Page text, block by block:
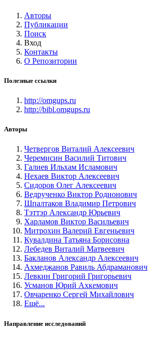
Авторы
Публикации
Поиск
Вход
Контакты
О Репозитории
Полезные ссылки
http://omgups.ru
http://bibl.omgups.ru
Авторы
Четвергов Виталий Алексеевич
Черемисин Василий Титович
Галиев Ильхам Исламович
Нехаев Виктор Алексеевич
Сидоров Олег Алексеевич
Ведрученко Виктор Родионович
Шпалтаков Владимир Петрович
Тэттэр Александр Юрьевич
Харламов Виктор Васильевич
Митрохин Валерий Евгеньевич
Кувалдина Татьяна Борисовна
Лебедев Виталий Матвеевич
Бакланов Александр Алексеевич
Ахмеджанов Равиль Абдраманович
Левкин Григорий Григорьевич
Усманов Юрий Ахкемович
Овчаренко Сергей Михайлович
Ещё...
Направление исследований